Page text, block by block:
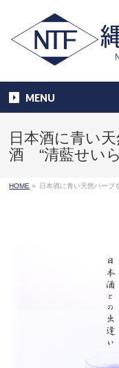
MENU
日本酒に青い
酒 “清藍せい
HOME » 日本酒に青い天然ハーブ